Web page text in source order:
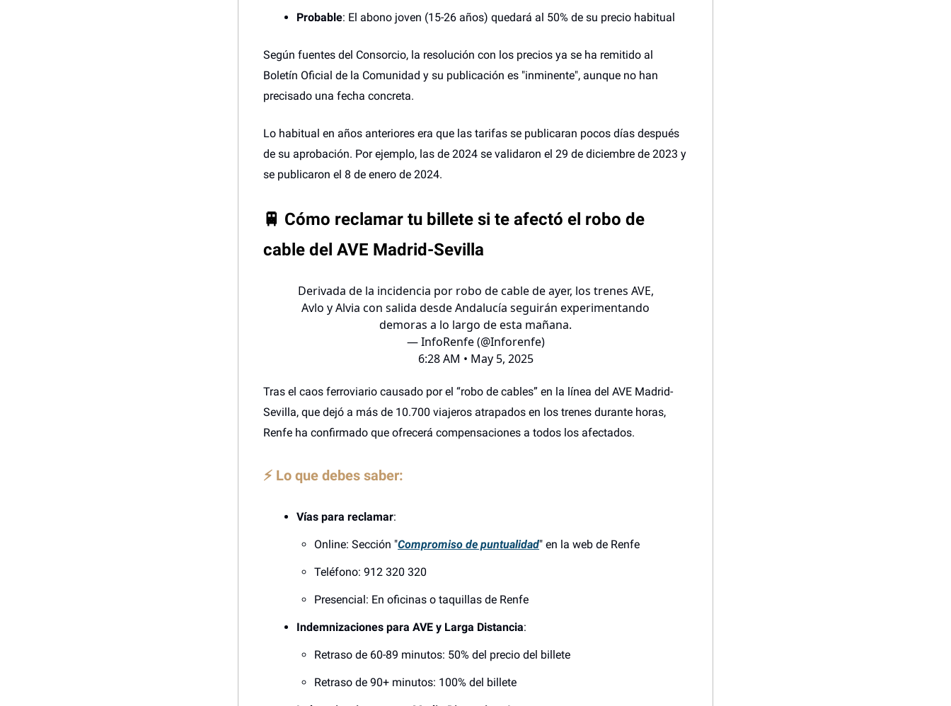
Probable: El abono joven (15-26 años) quedará al 50% de su precio habitual
Según fuentes del Consorcio, la resolución con los precios ya se ha remitido al
Boletín Oficial de la Comunidad y su publicación es "inminente", aunque no han
precisado una fecha concreta.
Lo habitual en años anteriores era que las tarifas se publicaran pocos días después
de su aprobación. Por ejemplo, las de 2024 se validaron el 29 de diciembre de 2023 y
se publicaron el 8 de enero de 2024.
🚆 Cómo reclamar tu billete si te afectó el robo de
cable del AVE Madrid-Sevilla
Derivada de la incidencia por robo de cable de ayer, los trenes AVE,
Avlo y Alvia con salida desde Andalucía seguirán experimentando
demoras a lo largo de esta mañana.
— InfoRenfe (@Inforenfe)
6:28 AM • May 5, 2025
Tras el caos ferroviario causado por el “robo de cables” en la línea del AVE Madrid-
Sevilla, que dejó a más de 10.700 viajeros atrapados en los trenes durante horas,
Renfe ha confirmado que ofrecerá compensaciones a todos los afectados.
⚡ Lo que debes saber:
Vías para reclamar:
Online: Sección "Compromiso de puntualidad" en la web de Renfe
Teléfono: 912 320 320
Presencial: En oficinas o taquillas de Renfe
Indemnizaciones para AVE y Larga Distancia:
Retraso de 60-89 minutos: 50% del precio del billete
Retraso de 90+ minutos: 100% del billete